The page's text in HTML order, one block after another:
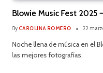
Blowie Music Fest 2025
ByCAROLINA ROMERO 22
Noche llena de música en el
las mejores fotografías.